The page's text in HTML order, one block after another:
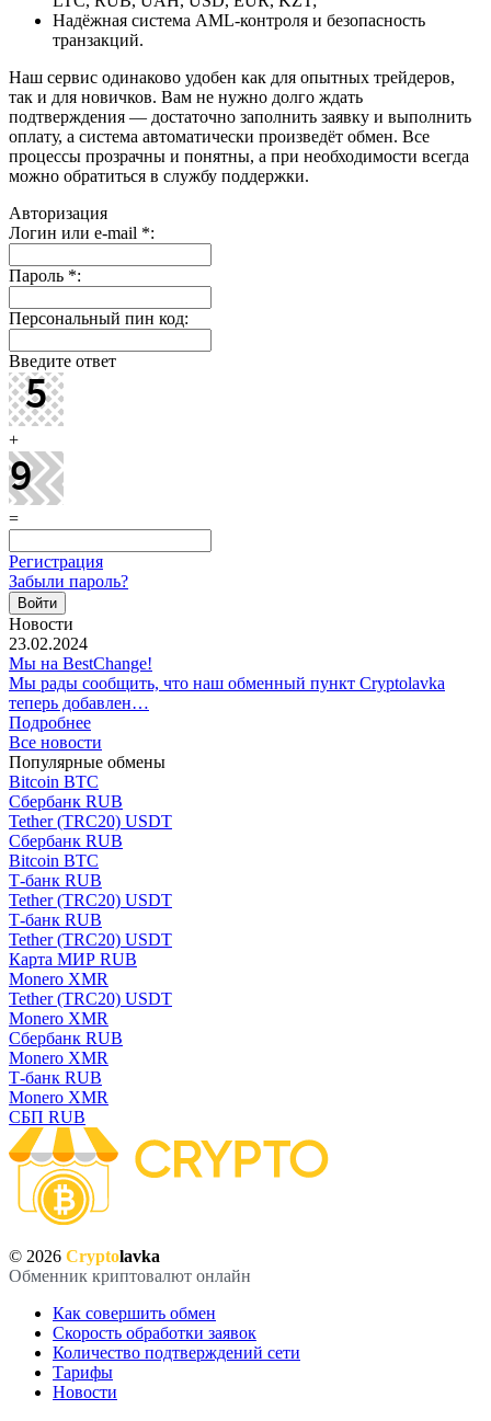
Надёжная система AML-контроля и безопасность
транзакций.
Наш сервис одинаково удобен как для опытных трейдеров,
так и для новичков. Вам не нужно долго ждать
подтверждения — достаточно заполнить заявку и выполнить
оплату, а система автоматически произведёт обмен. Все
процессы прозрачны и понятны, а при необходимости всегда
можно обратиться в службу поддержки.
Авторизация
Логин или e-mail *:
Пароль *:
Персональный пин код:
Введите ответ
+
=
Регистрация
Забыли пароль?
Новости
23.02.2024
Мы на BestChange!
Мы рады сообщить, что наш обменный пункт Cryptolavka
теперь добавлен…
Подробнее
Все новости
Популярные обмены
Bitcoin BTC
Сбербанк RUB
Tether (TRC20) USDT
Сбербанк RUB
Bitcoin BTC
Т-банк RUB
Tether (TRC20) USDT
Т-банк RUB
Tether (TRC20) USDT
Карта МИР RUB
Monero XMR
Tether (TRC20) USDT
Monero XMR
Сбербанк RUB
Monero XMR
Т-банк RUB
Monero XMR
СБП RUB
© 2026 Cryptolavka
Обменник криптовалют онлайн
Как совершить обмен
Скорость обработки заявок
Количество подтверждений сети
Тарифы
Новости